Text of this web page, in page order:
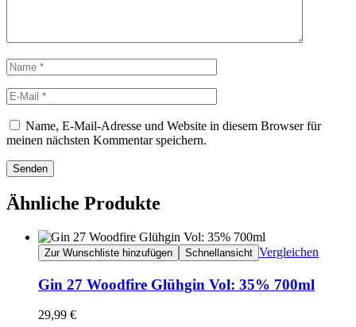
Name, E-Mail-Adresse und Website in diesem Browser für
meinen nächsten Kommentar speichern.
Senden
Ähnliche Produkte
Zur Wunschliste hinzufügen Schnellansicht Vergleichen
Gin 27 Woodfire Glühgin Vol: 35% 700ml
29,99 €